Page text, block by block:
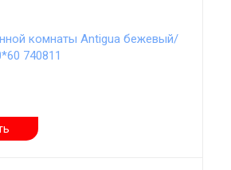
комнаты Antigua бежевый/
740811